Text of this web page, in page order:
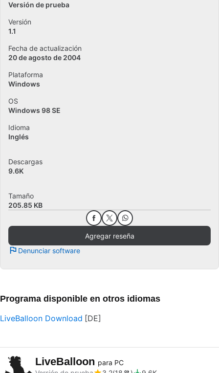
Versión de prueba
Versión
1.1
Fecha de actualización
20 de agosto de 2004
Plataforma
Windows
OS
Windows 98 SE
Idioma
Inglés
Descargas
9.6K
Tamaño
205.85 KB
Agregar reseña
Denunciar software
Programa disponible en otros idiomas
LiveBalloon Download
LiveBalloon para PC